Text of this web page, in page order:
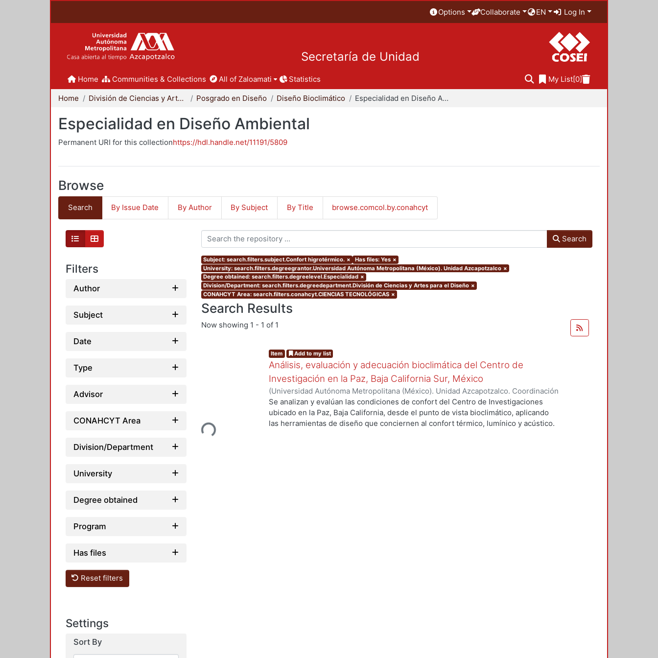
Options Collaborate EN Log In
Secretaría de Unidad
Home Communities & Collections All of Zaloamati Statistics My List[0]
Home División de Ciencias y Artes para el Diseño Posgrado en Diseño Diseño Bioclimático Especialidad en Diseño Ambiental
Especialidad en Diseño Ambiental
Permanent URI for this collectionhttps://hdl.handle.net/11191/5809
Browse
Search By Issue Date By Author By Subject By Title browse.comcol.by.conahcyt
Filters
Author
Subject
Date
Type
Advisor
CONAHCYT Area
Division/Department
University
Degree obtained
Program
Has files
Reset filters
Settings
Sort By
Search
Subject: search.filters.subject.Confort higrotérmico. × Has files: Yes ×
University: search.filters.degreegrantor.Universidad Autónoma Metropolitana (México). Unidad Azcapotzalco ×
Degree obtained: search.filters.degreelevel.Especialidad ×
Division/Department: search.filters.degreedepartment.División de Ciencias y Artes para el Diseño ×
CONAHCYT Area: search.filters.conahcyt.CIENCIAS TECNOLÓGICAS ×
Search Results
Now showing 1 - 1 of 1
Loading...
Item Add to my list
Análisis, evaluación y adecuación bioclimática del Centro de
Investigación en la Paz, Baja California Sur, México
(Universidad Autónoma Metropolitana (México). Unidad Azcapotzalco. Coordinación
de Servicios de Información.,1999-12 )García Tavera, José Luis
Se analizan y evalúan las condiciones de confort del Centro de Investigaciones
ubicado en la Paz, Baja California, desde el punto de vista bioclimático, aplicando
las herramientas de diseño que conciernen al confort térmico, lumínico y acústico.